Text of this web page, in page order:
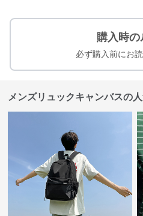
購入時の
必ず購入前にお
メンズリュックキャンバスの